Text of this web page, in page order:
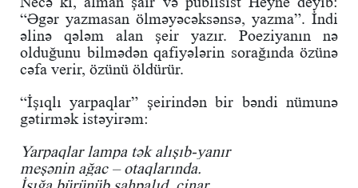
“Əgər yazmasan ölməyəcəksənsə, yazma”. İndi
əlinə qələm alan şeir yazır. Poeziyanın nə
olduğunu bilmədən qafiyələrin sorağında özünə
cəfa verir, özünü öldürür.
“İşıqlı yarpaqlar” şeirindən bir bəndi nümunə
gətirmək istəyirəm:
Yarpaqlar lampa tək alışıb-yanır
meşənin ağac – otaqlarında.